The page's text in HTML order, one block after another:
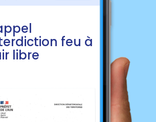
feu à
libre